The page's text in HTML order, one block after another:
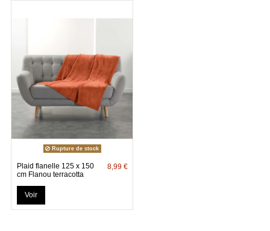
Rupture de stock
Plaid flanelle 125 x 150
cm Flanou terracotta
8,99 €
Voir